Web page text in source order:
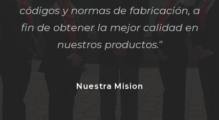
códigos y normas de fabricación, a
fin de obtener la mejor calidad en
nuestros productos."
Nuestra Mision